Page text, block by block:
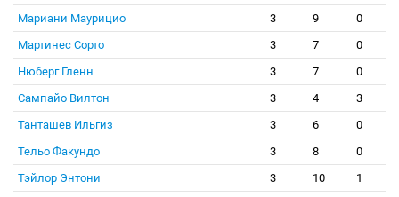
Мариани Маурицио
3 9
0
Мартинес Сорто
3 7
0
Нюберг Гленн
3 7
0
Сампайо Вилтон
3 4
3
Танташев Ильгиз
3 6
0
Тельо Факундо
3 8
0
Тэйлор Энтони
3 10
1